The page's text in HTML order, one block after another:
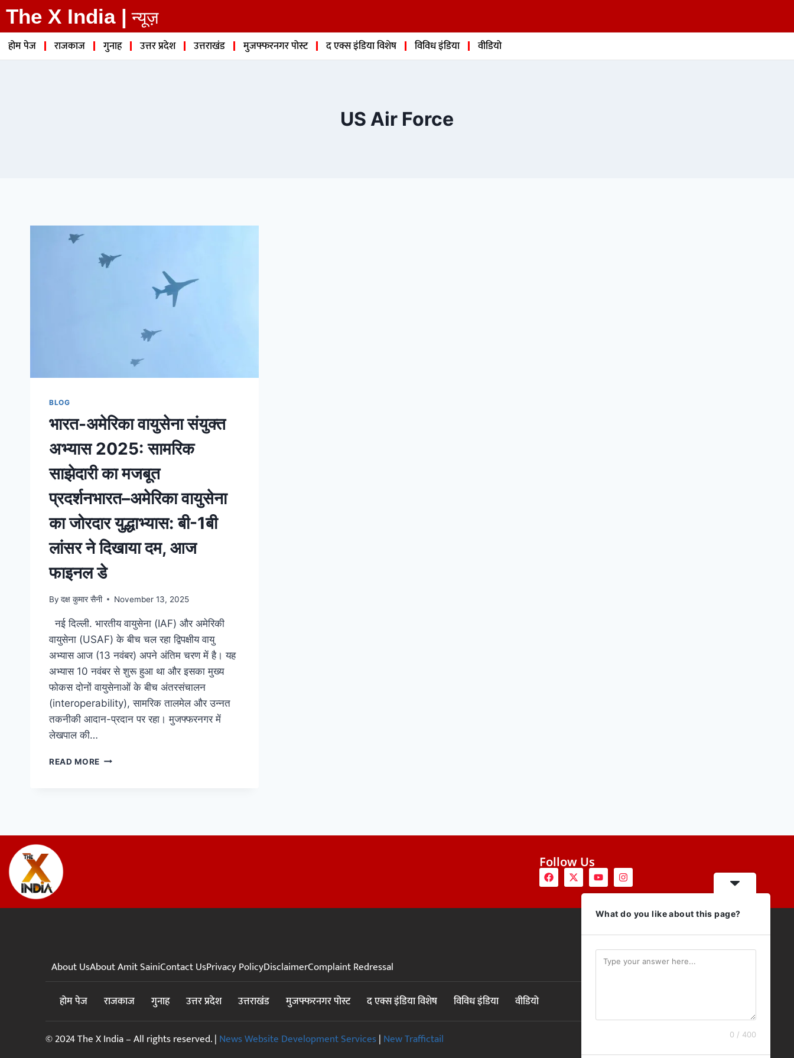
The X India | न्यूज़
होम पेज राजकाज गुनाह उत्तर प्रदेश उत्तराखंड मुजफ्फरनगर पोस्ट द एक्स इंडिया विशेष विविध इंडिया वीडियो
US Air Force
BLOG
भारत-अमेरिका वायुसेना संयुक्त
अभ्यास 2025: सामरिक
साझेदारी का मजबूत
प्रदर्शनभारत–अमेरिका वायुसेना
का जोरदार युद्धाभ्यास: बी-1बी
लांसर ने दिखाया दम, आज
फाइनल डे
By दक्ष कुमार सैनी November 13, 2025
नई दिल्ली. भारतीय वायुसेना (IAF) और अमेरिकी
वायुसेना (USAF) के बीच चल रहा द्विपक्षीय वायु
अभ्यास आज (13 नवंबर) अपने अंतिम चरण में है। यह
अभ्यास 10 नवंबर से शुरू हुआ था और इसका मुख्य
फोकस दोनों वायुसेनाओं के बीच अंतरसंचालन
(interoperability), सामरिक तालमेल और उन्नत
तकनीकी आदान-प्रदान पर रहा। मुजफ्फरनगर में
लेखपाल की…
READ MORE
Follow Us
About UsAbout Amit SainiContact UsPrivacy PolicyDisclaimerComplaint Redressal
होम पेज राजकाज गुनाह उत्तर प्रदेश उत्तराखंड मुजफ्फरनगर पोस्ट द एक्स इंडिया विशेष विविध इंडिया वीडियो
© 2024 The X India – All rights reserved. | News Website Development Services| New Traffictail
What do you like about this page?
0 / 400